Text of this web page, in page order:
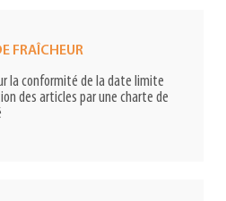
FRAÎCHEUR
la conformité de la date limite
des articles par une charte de